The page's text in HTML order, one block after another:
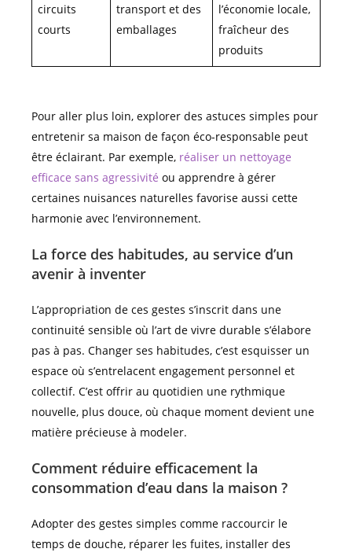
circuits
courts
transport et des
emballages
l’économie locale,
fraîcheur des
produits
Pour aller plus loin, explorer des astuces simples pour
entretenir sa maison de façon éco-responsable peut
être éclairant. Par exemple, réaliser un nettoyage
efficace sans agressivité ou apprendre à gérer
certaines nuisances naturelles favorise aussi cette
harmonie avec l’environnement.
La force des habitudes, au service d’un
avenir à inventer
L’appropriation de ces gestes s’inscrit dans une
continuité sensible où l’art de vivre durable s’élabore
pas à pas. Changer ses habitudes, c’est esquisser un
espace où s’entrelacent engagement personnel et
collectif. C’est offrir au quotidien une rythmique
nouvelle, plus douce, où chaque moment devient une
matière précieuse à modeler.
Comment réduire efficacement la
consommation d’eau dans la maison ?
Adopter des gestes simples comme raccourcir le
temps de douche, réparer les fuites, installer des